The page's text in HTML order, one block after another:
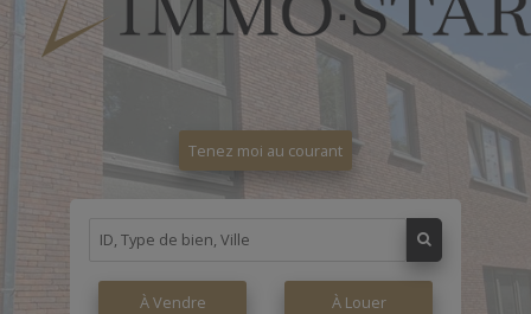
Tenez moi au courant
À Vendre À Louer